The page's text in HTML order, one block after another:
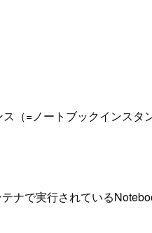
（=ノートブックインスタ
で実行されている